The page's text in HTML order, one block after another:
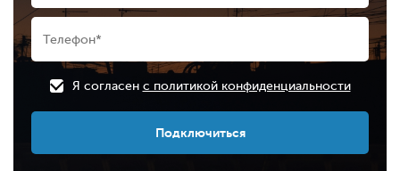
Я согласен с политикой конфиденциальности
Подключиться